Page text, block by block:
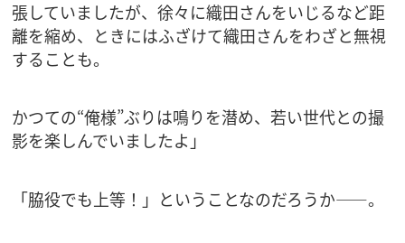
張していましたが、徐々に織田さんをいじるなど距
離を縮め、ときにはふざけて織田さんをわざと無視
することも。
かつての“俺様”ぶりは鳴りを潜め、若い世代との撮
影を楽しんでいましたよ」
「脇役でも上等！」ということなのだろうか――。